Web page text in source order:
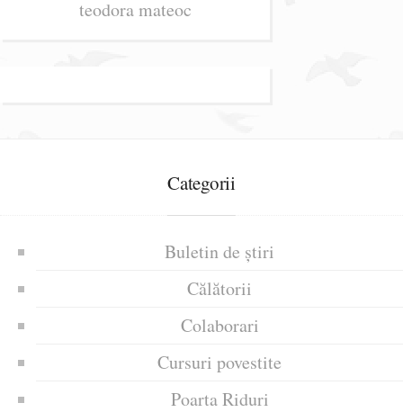
teodora mateoc
Categorii
Buletin de știri
Călătorii
Colaborari
Cursuri povestite
Poarta Riduri